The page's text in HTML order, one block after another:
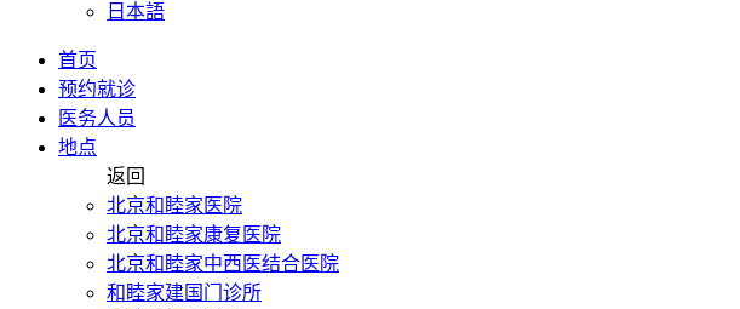
日本語
首页
预约就诊
医务人员
地点
返回
北京和睦家医院
北京和睦家康复医院
北京和睦家中西医结合医院
和睦家建国门诊所